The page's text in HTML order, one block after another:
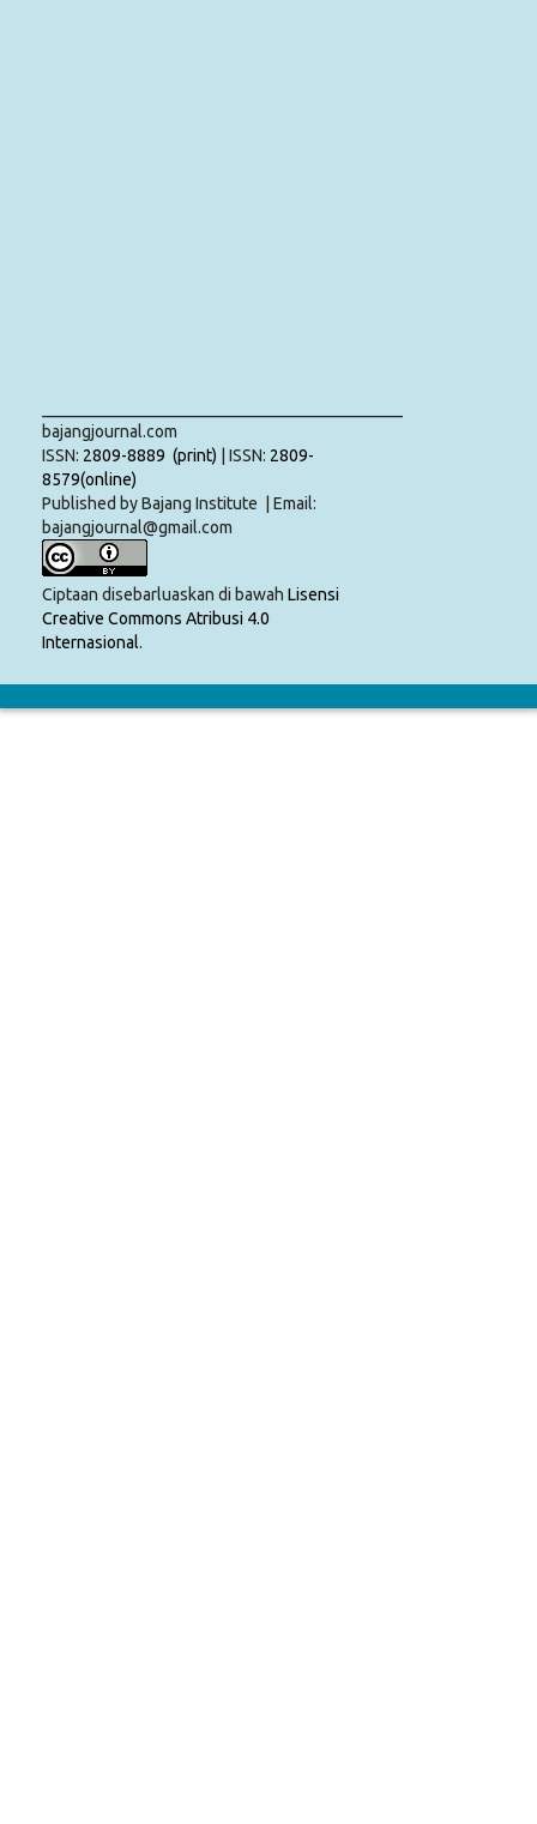
bajangjournal.com
ISSN: 2809-8889 (print) | ISSN: 2809-
8579(online)
Published by Bajang Institute | Email:
bajangjournal@gmail.com
Ciptaan disebarluaskan di bawah Lisensi
Creative Commons Atribusi 4.0
Internasional.